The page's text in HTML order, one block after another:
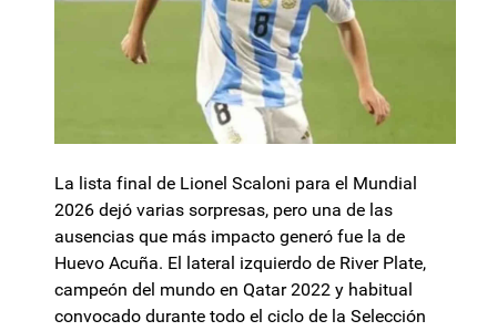
La lista final de Lionel Scaloni para el Mundial
2026 dejó varias sorpresas, pero una de las
ausencias que más impacto generó fue la de
Huevo Acuña. El lateral izquierdo de River Plate,
campeón del mundo en Qatar 2022 y habitual
convocado durante todo el ciclo de la Selección